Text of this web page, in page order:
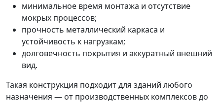
минимальное время монтажа и отсутствие
мокрых процессов;
прочность металлический каркаса и
устойчивость к нагрузкам;
долговечность покрытия и аккуратный внешний
вид.
Такая конструкция подходит для зданий любого
назначения — от производственных комплексов до